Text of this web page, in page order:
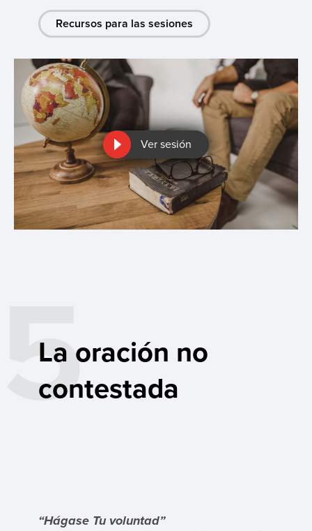
Recursos para las sesiones
Ver sesión
5
La oración no
contestada
“Hágase Tu voluntad”